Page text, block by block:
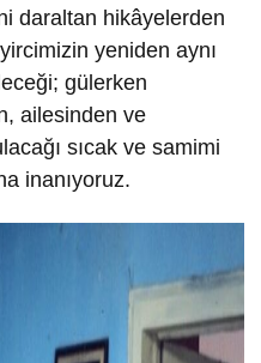
daraltan hikâyelerden
yeniden aynı
gülerken
ailesinden ve
sıcak ve samimi
inanıyoruz.